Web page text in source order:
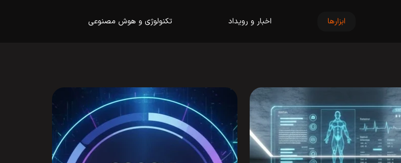
ابزارها اخبار و رویداد تکنولوژی و هوش مصنوعی